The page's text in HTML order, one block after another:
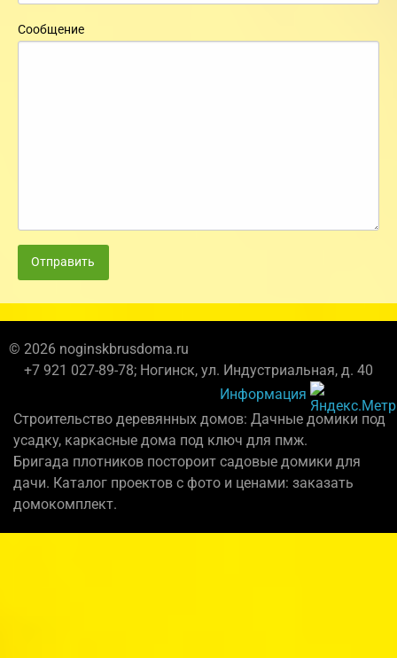
Сообщение
Отправить
© 2026 noginskbrusdoma.ru
+7 921 027-89-78; Ногинск, ул. Индустриальная, д. 40
Информация
Строительство деревянных домов: Дачные домики под
усадку, каркасные дома под ключ для пмж.
Бригада плотников постороит садовые домики для
дачи. Каталог проектов с фото и ценами: заказать
домокомплект.